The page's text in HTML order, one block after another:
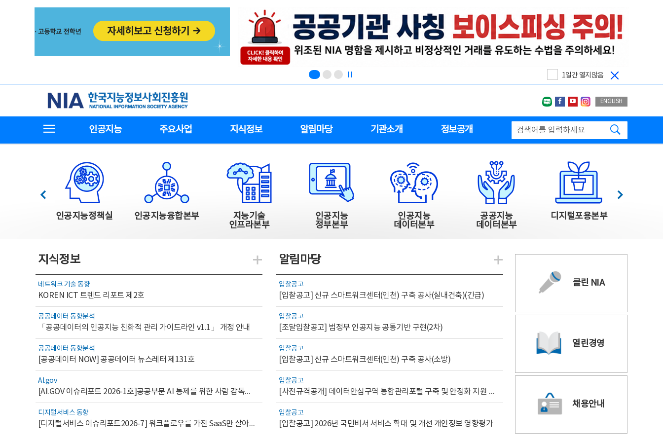
1일간 열지않음
한국지능정보사회진흥원
네이버블로그
페이스북
유투브인스타그랩
ENGLISH
인공지능 주요사업 지식정보 알림마당 기관소개 정보공개
한국지능정보사회진흥원 주요사업
인공지능정책실 인공지능융합본부
지능기술
인프라본부
인공지능
정부본부
인공지능
데이터본부
공공지능
데이터본부
디지털포용본부
이전 다음
지식정보
네트워크 기술 동향
KOREN ICT 트렌드 리포트 제2호
공공데이터 동향분석
「공공데이터의 인공지능 친화적 관리 가이드라인 v1.1」 개정 안내
공공데이터 동향분석
[공공데이터 NOW] 공공데이터 뉴스레터 제131호
AI.gov
[AI.GOV 이슈리포트 2026-1호]공공부문 AI 통제를 위한 사람 감독의 해외 사례 분석 및 시사점
디지털서비스 동향
[디지털서비스 이슈리포트2026-7] 워크플로우를 가진 SaaS만 살아남는다
지식관련 더보기
알림마당
입찰공고
[입찰공고] 신규 스마트워크센터(인천) 구축 공사(실내건축)(긴급)
입찰공고
[조달입찰공고] 범정부 인공지능 공통기반 구현(2차)
입찰공고
[입찰공고] 신규 스마트워크센터(인천) 구축 공사(소방)
입찰공고
[사전규격공개] 데이터안심구역 통합관리포털 구축 및 안정화 지원 사업 위탁감리
입찰공고
[입찰공고] 2026년 국민비서 서비스 확대 및 개선 개인정보 영향평가
알림관련 더보기
클린 NIA
열린경영
채용안내